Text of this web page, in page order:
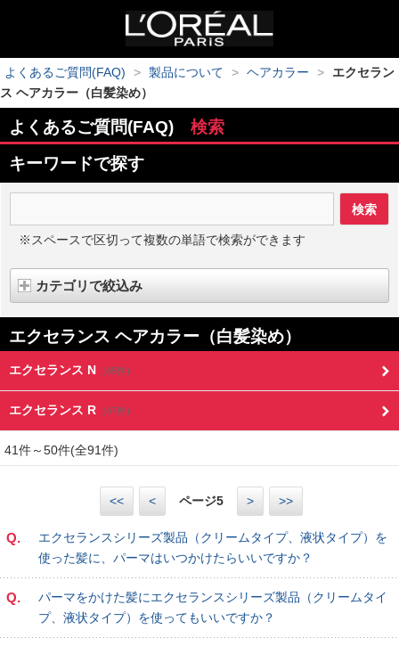
よくあるご質問(FAQ) > 製品について > ヘアカラー >
エクセラン
ス ヘアカラー（白髪染め）
よくあるご質問(FAQ) 検索
キーワードで探す
※スペースで区切って複数の単語で検索ができます
カテゴリで絞込み
エクセランス ヘアカラー（白髪染め）
エクセランス N (45件)
エクセランス R (47件)
41件～50件(全91件)
<< < ページ5 > >>
Q.
エクセランスシリーズ製品（クリームタイプ、液状タイプ）を
使った髪に、パーマはいつかけたらいいですか？
Q.
パーマをかけた髪にエクセランスシリーズ製品（クリームタイ
プ、液状タイプ）を使ってもいいですか？